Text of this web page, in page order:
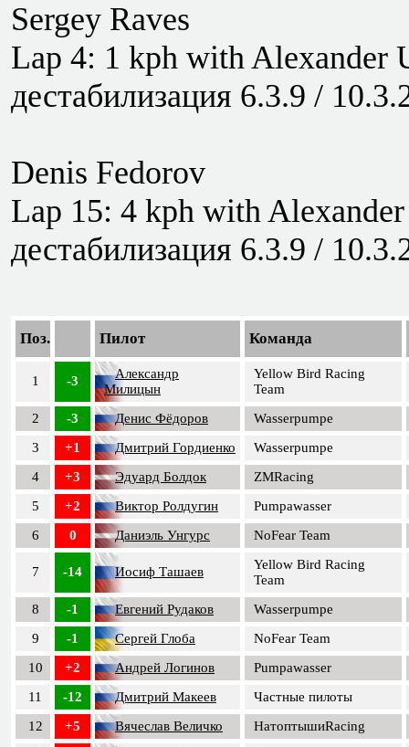
Sergey Raves
Lap 4: 1 kph with Alexander
дестабилизация 6.3.9 /
Denis Fedorov
Lap 15: 4 kph with
дестабилизация 6.3.9 /
Поз. Пилот Команда
1 -3
Александр
Милицын
Yellow Bird Racing
Team
2
-3 Денис Фёдоров
Wasserpumpe
3
+1 Дмитрий Гордиенко
Wasserpumpe
4
+3 Эдуард Болдок
ZMRacing
5
+2 Виктор Ролдугин
Pumpawasser
6
0 Даниэль Унгурс NoFear Team
7 -14 Иосиф Ташаев
Yellow Bird Racing
Team
8
-1 Евгений Рудаков
Wasserpumpe
9
-1 Сергей Глоба
NoFear Team
10
+2 Андрей Логинов
Pumpawasser
11
-12 Дмитрий Макеев
Частные пилоты
12
+5 Вячеслав Величко
НатоптышиRacing